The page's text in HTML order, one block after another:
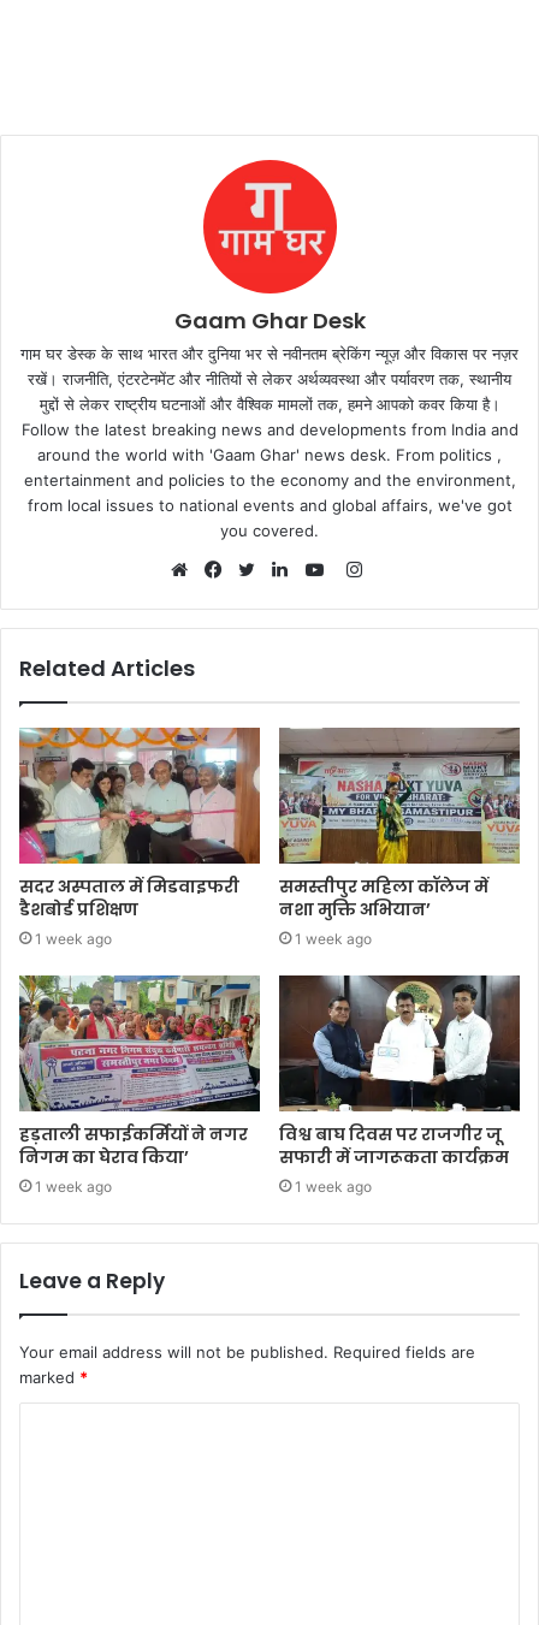
Gaam Ghar Desk
गाम घर डेस्क के साथ भारत और दुनिया भर से नवीनतम ब्रेकिंग न्यूज़ और विकास पर नज़र
रखें। राजनीति, एंटरटेनमेंट और नीतियों से लेकर अर्थव्यवस्था और पर्यावरण तक, स्थानीय
मुद्दों से लेकर राष्ट्रीय घटनाओं और वैश्विक मामलों तक, हमने आपको कवर किया है।
Follow the latest breaking news and developments from India and
around the world with 'Gaam Ghar' news desk. From politics ,
entertainment and policies to the economy and the environment,
from local issues to national events and global affairs, we've got
you covered.
Instagram
Related Articles
सदर अस्पताल में मिडवाइफरी
डैशबोर्ड प्रशिक्षण
1 week ago
समस्तीपुर महिला कॉलेज में
नशा मुक्ति अभियान’
1 week ago
हड़ताली सफाईकर्मियों ने नगर
निगम का घेराव किया’
1 week ago
विश्व बाघ दिवस पर राजगीर जू
सफारी में जागरूकता कार्यक्रम
1 week ago
Leave a Reply
Your email address will not be published. Required fields are
marked *